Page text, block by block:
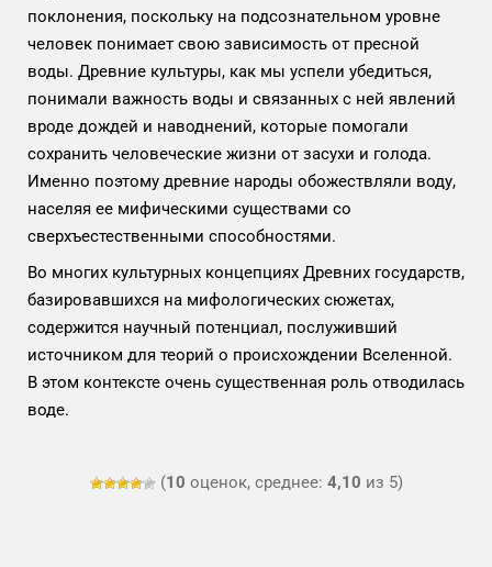
поклонения, поскольку на подсознательном уровне
человек понимает свою зависимость от пресной
воды. Древние культуры, как мы успели убедиться,
понимали важность воды и связанных с ней явлений
вроде дождей и наводнений, которые помогали
сохранить человеческие жизни от засухи и голода.
Именно поэтому древние народы обожествляли воду,
населяя ее мифическими существами со
сверхъестественными способностями.
Во многих культурных концепциях Древних государств,
базировавшихся на мифологических сюжетах,
содержится научный потенциал, послуживший
источником для теорий о происхождении Вселенной.
В этом контексте очень существенная роль отводилась
воде.
(10 оценок, среднее: 4,10 из 5)